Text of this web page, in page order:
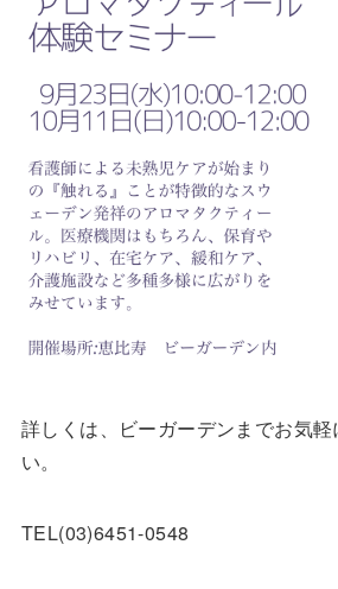
詳しくは、ビーガーデンまでお気軽
い。
TEL(03)6451-0548